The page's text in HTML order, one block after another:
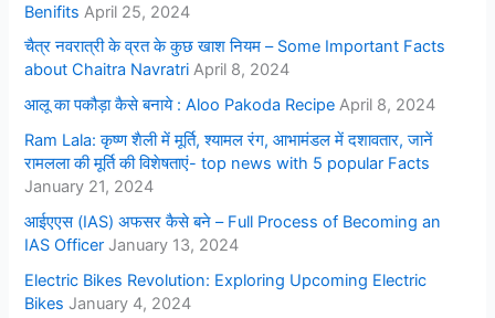
Benifits April 25, 2024
चैत्र नवरात्री के व्रत के कुछ खाश नियम – Some Important Facts
about Chaitra Navratri April 8, 2024
आलू का पकौड़ा कैसे बनाये : Aloo Pakoda Recipe April 8, 2024
Ram Lala: कृष्ण शैली में मूर्ति, श्यामल रंग, आभामंडल में दशावतार, जानें
रामलला की मूर्ति की विशेषताएं- top news with 5 popular Facts
January 21, 2024
आईएएस (IAS) अफसर कैसे बने – Full Process of Becoming an
IAS Officer January 13, 2024
Electric Bikes Revolution: Exploring Upcoming Electric
Bikes January 4, 2024